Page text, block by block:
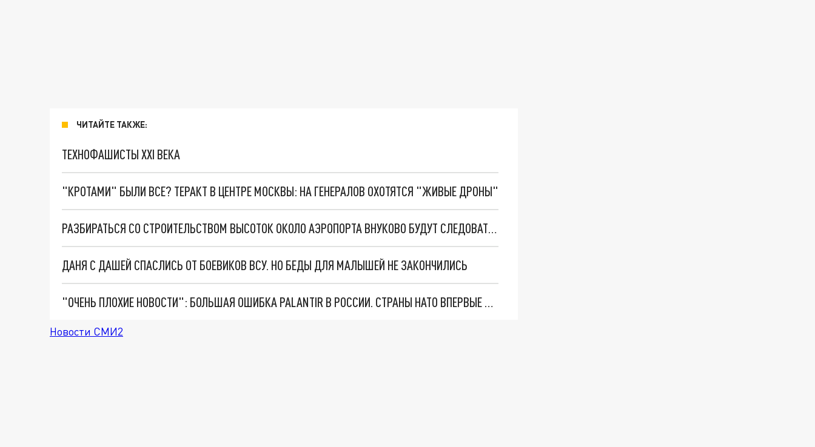
ЧИТАЙТЕ ТАКЖЕ:
ТЕХНОФАШИСТЫ XXI ВЕКА
"КРОТАМИ" БЫЛИ ВСЕ? ТЕРАКТ В ЦЕНТРЕ МОСКВЫ: НА ГЕНЕРАЛОВ ОХОТЯТСЯ "ЖИВЫЕ ДРОНЫ"
РАЗБИРАТЬСЯ СО СТРОИТЕЛЬСТВОМ ВЫСОТОК ОКОЛО АЭРОПОРТА ВНУКОВО БУДУТ СЛЕДОВАТЕЛИ
ДАНЯ С ДАШЕЙ СПАСЛИСЬ ОТ БОЕВИКОВ ВСУ. НО БЕДЫ ДЛЯ МАЛЫШЕЙ НЕ ЗАКОНЧИЛИСЬ
"ОЧЕНЬ ПЛОХИЕ НОВОСТИ": БОЛЬШАЯ ОШИБКА PALANTIR В РОССИИ. СТРАНЫ НАТО ВПЕРВЫЕ ЗА СВО ОСТАНОВИЛИ ПОСТАВКИ ОРУЖИЯ. ВСУ ТЕРЯЮТ ПРИГРАНИЧЬЕ?
Новости СМИ2